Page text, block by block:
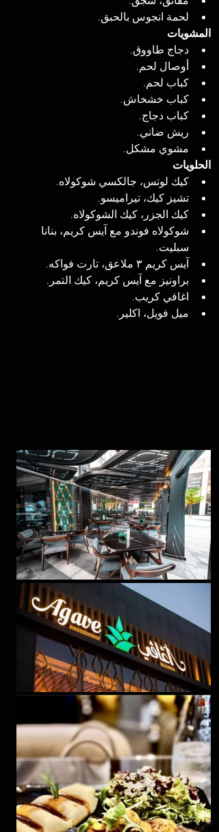
لحمة انجوس بالحبق.
المشويات
دجاج طاووق.
أوصال لحم.
كباب لحم.
كباب خشخاش.
كباب دجاج.
ريش ضاني.
مشوي مشكل.
الحلويات
كيك لوتس، جالكسي شوكولاه.
تشيز كيك، تيراميسو.
كيك الجزر، كيك الشوكولاه.
شوكولاه فوندو مع آيس كريم، بنانا
سبليت.
آيس كريم ٣ ملاعق، تارت فواكه.
براونيز مع آيس كريم، كيك التمر.
اغافي كريب.
ميل فويل، اكلير.